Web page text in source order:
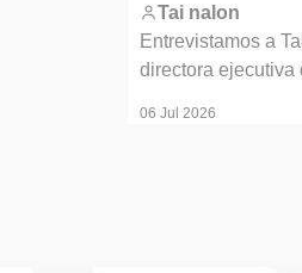
Tai nalon
Entrevistamos a
directora ejecutiva
06 Jul 2026